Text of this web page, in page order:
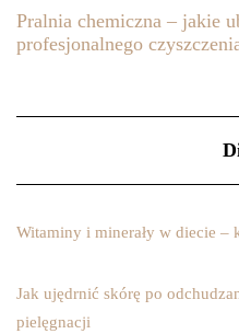
Pralnia chemiczna – jakie
profesjonalnego
Witaminy i minerały w diecie
Jak ujędrnić skórę po
pielęgnacji